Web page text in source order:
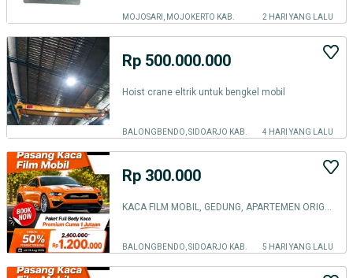
MOJOSARI, MOJOKERTO KAB. 2 HARI YANG LALU
Rp 500.000.000
Hoist crane eltrik untuk bengkel mobil
BALONGBENDO, SIDOARJO KAB. 4 HARI YANG LALU
Rp 300.000
BALONGBENDO, SIDOARJO KAB. 5 HARI YANG LALU